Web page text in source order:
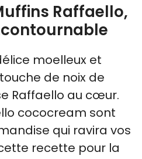
Raffaello,
moelleux et
de noix de
Raffaello au cœur.
cococream sont
qui ravira vos
recette pour la